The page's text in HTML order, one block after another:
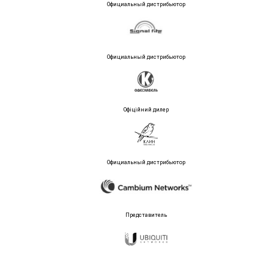
Официальный дистрибьютор
Официальный дистрибьютор
Офіційний дилер
Официальный дистрибьютор
Представитель